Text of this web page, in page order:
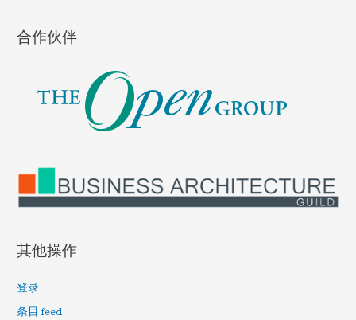
合作伙伴
其他操作
登录
条目 feed